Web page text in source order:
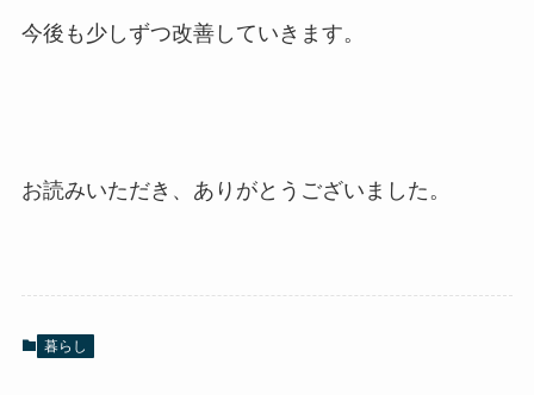
今後も少しずつ改善していきます。
お読みいただき、ありがとうございました。
暮らし